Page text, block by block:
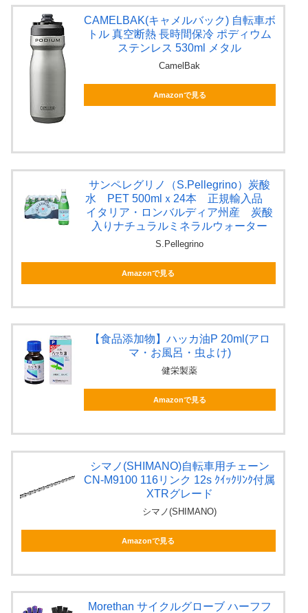
CAMELBAK(キャメルバック) 自転車ボ
トル 真空断熱 長時間保冷 ポディウム
ステンレス 530ml メタル
CamelBak
Amazonで見る
サンペレグリノ（S.Pellegrino）炭酸
水 PET 500mlｘ24本 正規輸入品
イタリア・ロンバルディア州産 炭酸
入りナチュラルミネラルウォーター
S.Pellegrino
Amazonで見る
【食品添加物】ハッカ油P 20ml(アロ
マ・お風呂・虫よけ)
健栄製薬
Amazonで見る
シマノ(SHIMANO)自転車用チェーン
CN-M9100 116リンク 12s ｸｲｯｸﾘﾝｸ付属
XTRグレード
シマノ(SHIMANO)
Amazonで見る
Morethan サイクルグローブ ハーフフ